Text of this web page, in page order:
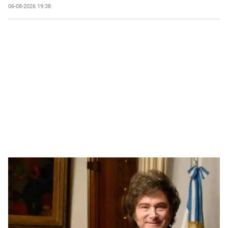
06-08-2026 19:38